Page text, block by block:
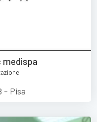
medispa
- Pisa